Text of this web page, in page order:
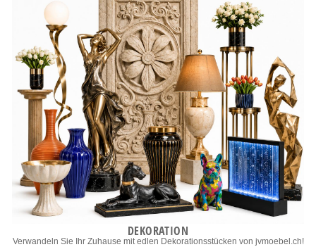
DEKORATION
Verwandeln Sie Ihr Zuhause mit edlen Dekorationsstücken von jvmoebel.ch!